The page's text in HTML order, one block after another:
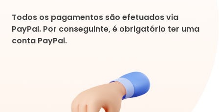
Todos os pagamentos são efetuados via
PayPal. Por conseguinte, é obrigatório ter uma
conta PayPal.